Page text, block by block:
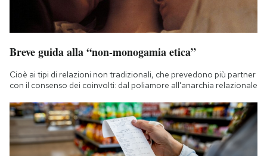
Breve guida alla “non-monogamia etica”
Cioè ai tipi di relazioni non tradizionali, che prevedono più partner
con il consenso dei coinvolti: dal poliamore all'anarchia relazionale